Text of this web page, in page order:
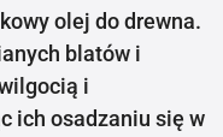
olej do drewna.
blatów i
i
ich osadzaniu się w